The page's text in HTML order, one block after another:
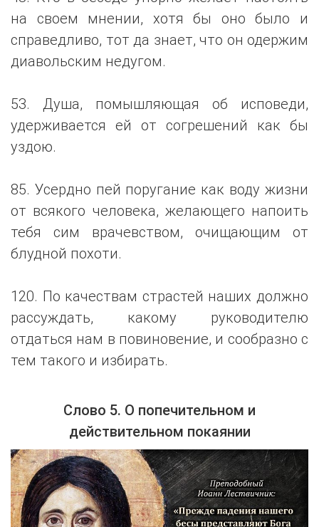
на своем мнении, хотя бы оно было и
справедливо, тот да знает, что он одержим
диавольским недугом.
53. Душа, помышляющая об исповеди,
удерживается ей от согрешений как бы
уздою.
85. Усердно пей поругание как воду жизни
от всякого человека, желающего напоить
тебя сим врачевством, очищающим от
блудной похоти.
120. По качествам страстей наших должно
рассуждать, какому руководителю
отдаться нам в повиновение, и сообразно с
тем такого и избирать.
Слово 5. О попечительном и
действительном покаянии